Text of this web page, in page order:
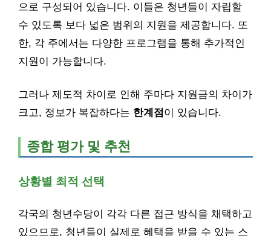
으로 구성되어 있습니다. 이들은 청년들이 자립할
수 있도록 보다 넓은 범위의 지원을 제공합니다. 또
한, 각 주에서는 다양한 프로그램을 통해 추가적인
지원이 가능합니다.
그러나 제도적 차이로 인해 주마다 지원금의 차이가
크고, 정보가 복잡하다는 한계점이 있습니다.
종합 평가 및 추천
상황별 최적 선택
각국의 청년수당이 각각 다른 접근 방식을 채택하고
있으므로, 청년들이 실제로 혜택을 받을 수 있는 스